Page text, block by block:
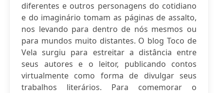
diferentes e outros personagens do cotidiano
e do imaginário tomam as páginas de assalto,
nos levando para dentro de nós mesmos ou
para mundos muito distantes. O blog Toco de
Vela surgiu para estreitar a distância entre
seus autores e o leitor, publicando contos
virtualmente como forma de divulgar seus
trabalhos literários. Para comemorar o